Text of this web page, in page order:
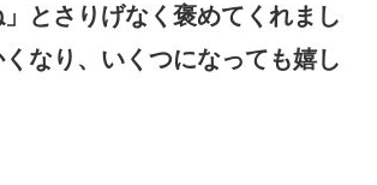
とさりげなく褒めてくれまし
なり、いくつになっても嬉し